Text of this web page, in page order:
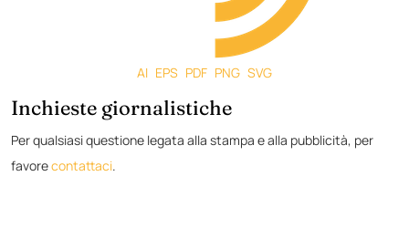
AI EPS PDF PNG SVG
Inchieste giornalistiche
Per qualsiasi questione legata alla stampa e alla pubblicità, per
favorecontattaci.